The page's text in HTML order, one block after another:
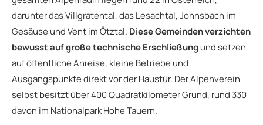
darunter das Villgratental, das Lesachtal, Johnsbach im
Gesäuse und Vent im Ötztal. Diese Gemeinden verzichten
bewusst auf große technische Erschließungund setzen
auf öffentliche Anreise, kleine Betriebe und
Ausgangspunkte direkt vor der Haustür. Der Alpenverein
selbst besitzt über 400 Quadratkilometer Grund, rund 330
davon im Nationalpark Hohe Tauern.